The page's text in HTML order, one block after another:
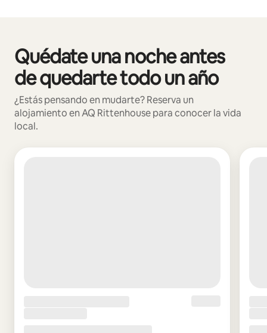
Quédate una noche antes
de quedarte todo un año
¿Estás pensando en mudarte? Reserva un
alojamiento en AQ Rittenhouse para conocer la vida
local.
Se muestran0 de 0 elementos